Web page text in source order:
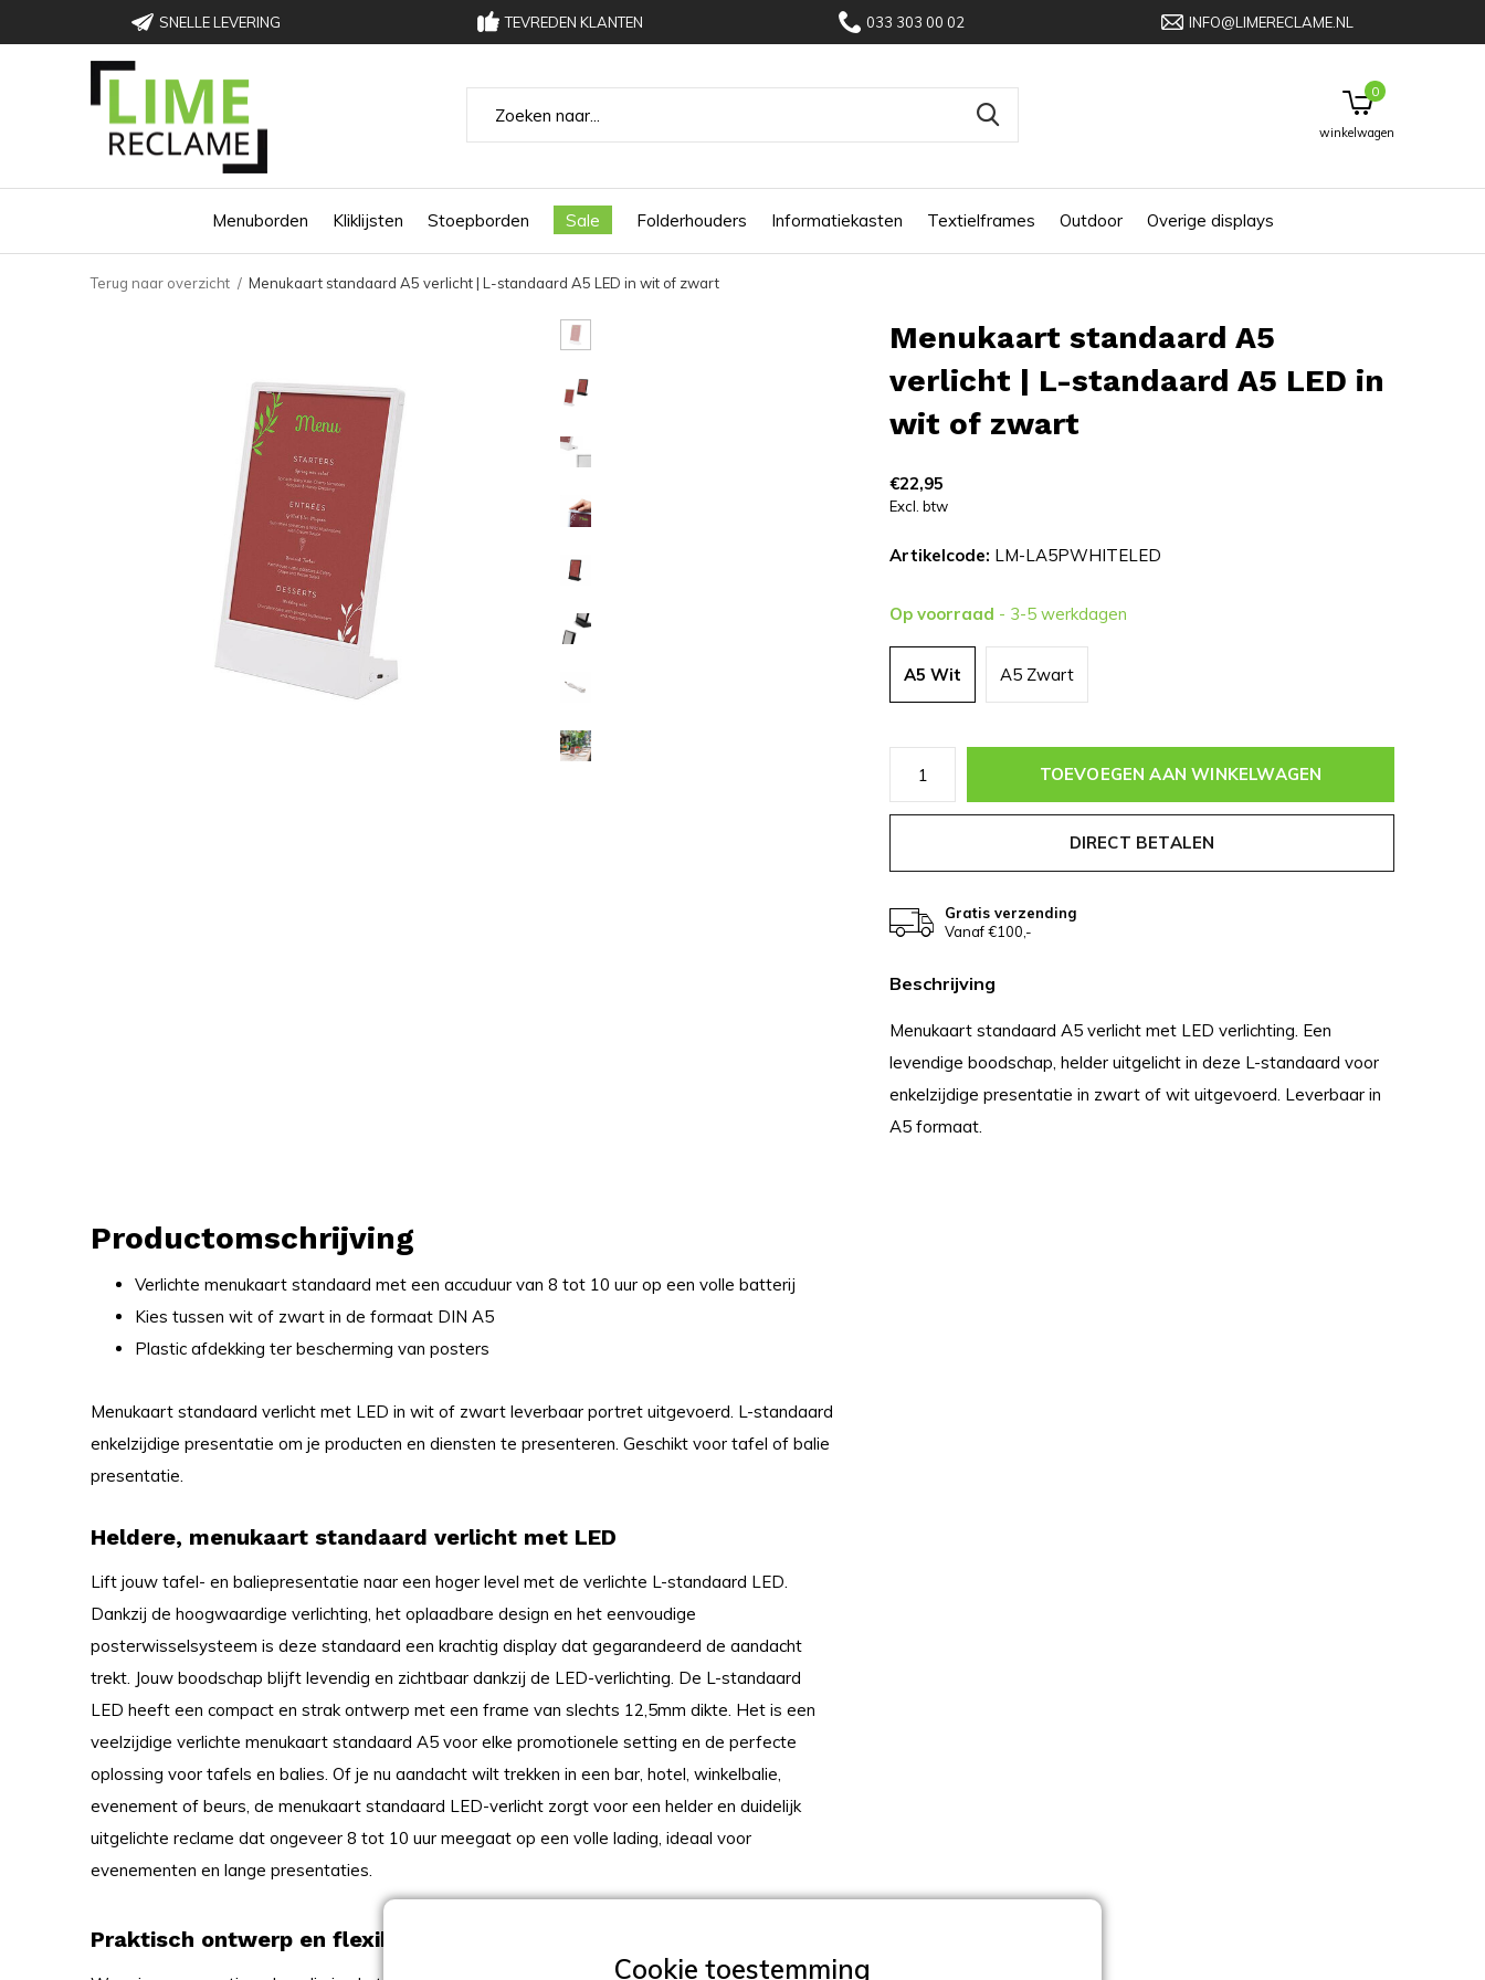
SNELLE LEVERING TEVREDEN KLANTEN 033 303 00 02 INFO@LIMERECLAME.NL
Menuborden Kliklijsten Stoepborden Folderhouders
Sale Informatiekasten Textielframes Outdoor Overige displays
winkelwagen
0
Terug naar overzicht Menukaart standaard A5 verlicht | L-standaard A5 LED in wit of zwart
Menukaart standaard A5
verlicht | L-standaard A5 LED in
wit of zwart
€22,95
Excl. btw
Artikelcode: LM-LA5PWHITELED
Op voorraad - 3-5 werkdagen
A5 Wit A5 Zwart
TOEVOEGEN AAN WINKELWAGEN
DIRECT BETALEN
Gratis verzending
Vanaf €100,-
Beschrijving
Menukaart standaard A5 verlicht met LED verlichting. Een
levendige boodschap, helder uitgelicht in deze L-standaard voor
enkelzijdige presentatie in zwart of wit uitgevoerd. Leverbaar in
A5 formaat.
Productomschrijving
Verlichte menukaart standaard met een accuduur van 8 tot 10 uur op een volle batterij
Kies tussen wit of zwart in de formaat DIN A5
Plastic afdekking ter bescherming van posters
Menukaart standaard verlicht met LED in wit of zwart leverbaar portret uitgevoerd. L-standaard
enkelzijdige presentatie om je producten en diensten te presenteren. Geschikt voor tafel of balie
presentatie.
Heldere, menukaart standaard verlicht met LED
Lift jouw tafel- en baliepresentatie naar een hoger level met de verlichte L-standaard LED.
Dankzij de hoogwaardige verlichting, het oplaadbare design en het eenvoudige
posterwisselsysteem is deze standaard een krachtig display dat gegarandeerd de aandacht
trekt. Jouw boodschap blijft levendig en zichtbaar dankzij de LED-verlichting. De L-standaard
LED heeft een compact en strak ontwerp met een frame van slechts 12,5mm dikte. Het is een
veelzijdige verlichte menukaart standaard A5 voor elke promotionele setting en de perfecte
oplossing voor tafels en balies. Of je nu aandacht wilt trekken in een bar, hotel, winkelbalie,
evenement of beurs, de menukaart standaard LED-verlicht zorgt voor een helder en duidelijk
uitgelichte reclame dat ongeveer 8 tot 10 uur meegaat op een volle lading, ideaal voor
evenementen en lange presentaties.
Praktisch ontwerp en flexibel